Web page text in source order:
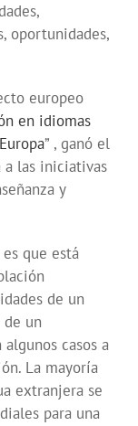
oportunidades,
europeo
en idiomas
” , ganó el
a las iniciativas
y
que está
de un
un
casos a
La mayoría
extranjera se
para una